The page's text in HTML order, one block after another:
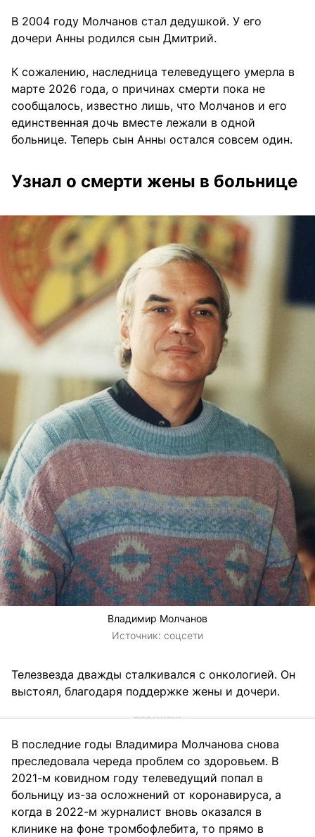
В 2004 году Молчанов стал дедушкой. У его
дочери Анны родился сын Дмитрий.
К сожалению, наследница телеведущего умерла в
марте 2026 года, о причинах смерти пока не
сообщалось, известно лишь, что Молчанов и его
единственная дочь вместе лежали в одной
больнице. Теперь сын Анны остался совсем один.
Узнал о смерти жены в больнице
Владимир Молчанов
Источник: соцсети
Телезвезда дважды сталкивался с онкологией. Он
выстоял, благодаря поддержке жены и дочери.
В последние годы Владимира Молчанова снова
преследовала череда проблем со здоровьем. В
2021-м ковидном году телеведущий попал в
больницу из-за осложнений от коронавируса, а
когда в 2022-м журналист вновь оказался в
клинике на фоне тромбофлебита, то прямо в